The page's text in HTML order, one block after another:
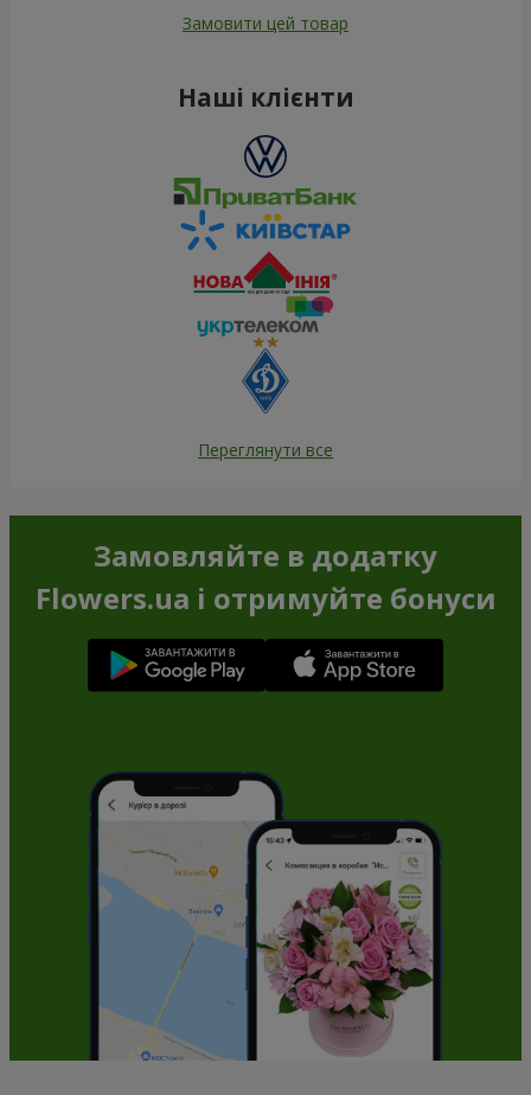
Замовити цей товар
Наші клієнти
Переглянути все
Замовляйте в додатку
Flowers.ua і отримуйте бонуси